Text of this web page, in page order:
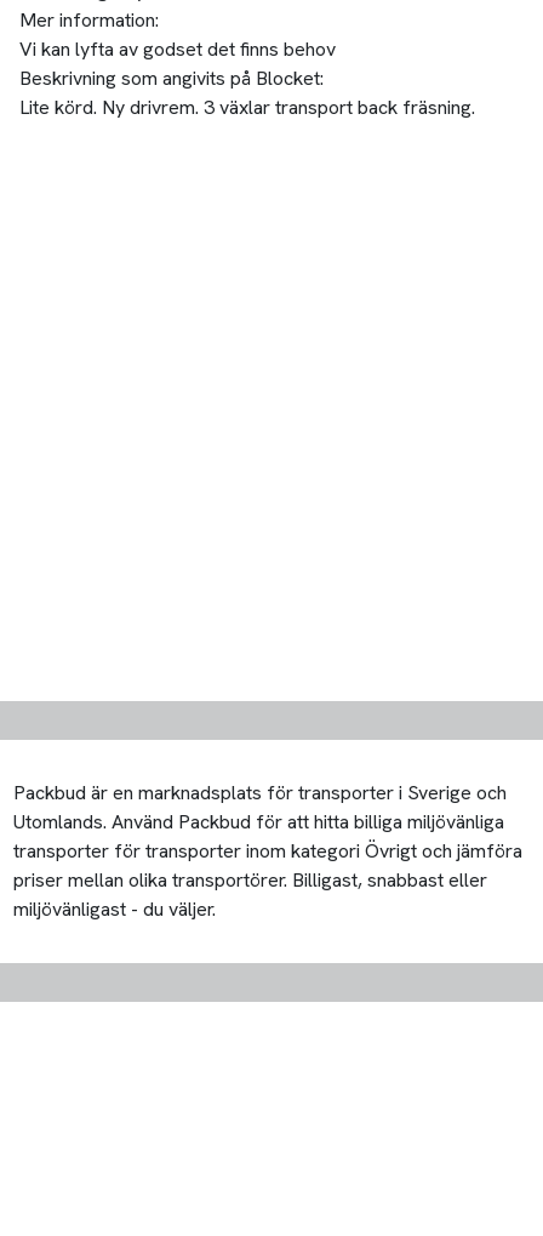
Mer information:
Vi kan lyfta av godset det finns behov
Beskrivning som angivits på Blocket:
Lite körd. Ny drivrem. 3 växlar transport back fräsning.
Packbud är en marknadsplats för transporter i Sverige och
Utomlands. Använd Packbud för att hitta billiga miljövänliga
transporter för transporter inom kategori Övrigt och jämföra
priser mellan olika transportörer. Billigast, snabbast eller
miljövänligast - du väljer.